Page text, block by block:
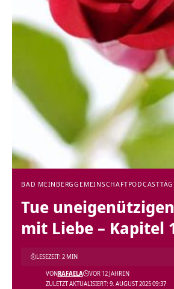
BAD MEINBERGGEMEINSCHAFTPODCAST
Tue
mit Liebe – Kapitel
ZULETZT AKTUALISIERT: 9. AUGUST 2025 09:37
VONRAFAELA VOR 12 JAHREN
LESEZEIT: 2 MIN